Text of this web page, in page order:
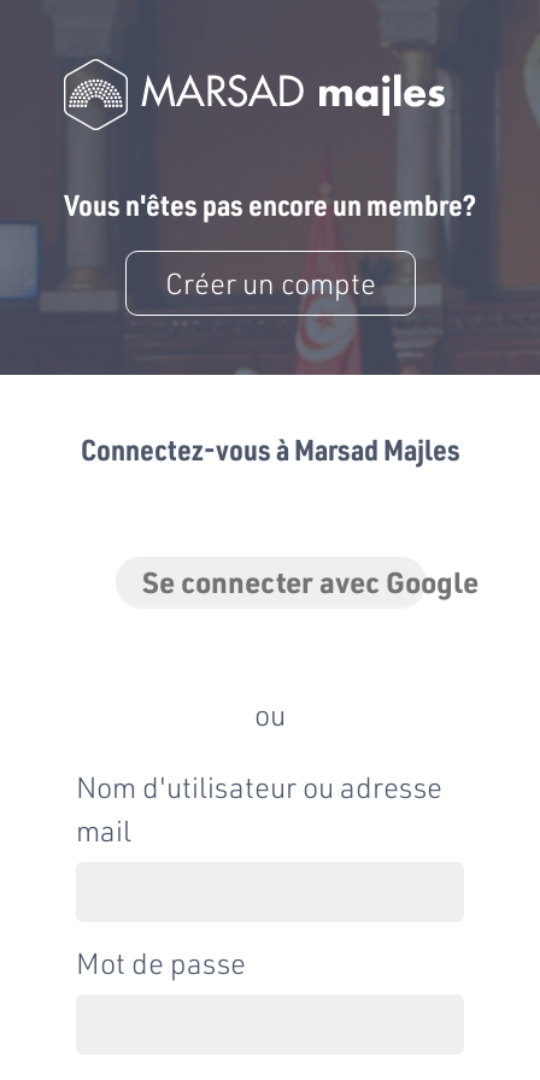
Vous n'êtes pas encore un membre?
Créer un compte
Connectez-vous à Marsad Majles
Se connecter avec Google
ou
Nom d'utilisateur ou adresse
mail
Mot de passe